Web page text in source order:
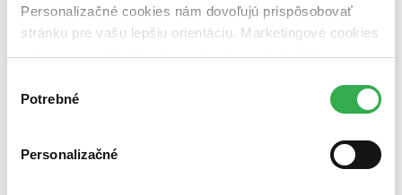
Personalizačné cookies nám dovoľujú prispôsobovať
stránku pre vašu lepšiu orientáciu. Marketingové cookies
nám zas umožňujú zobrazenie relevantnej reklamy.
nám pomohlo, keby sme mohli používať všetky tieto
súhlasu
Potrebné
Personalizačné
Bestsellery
Top hodnotené
Novinky
Najdrahšie
Zrušiť filtre